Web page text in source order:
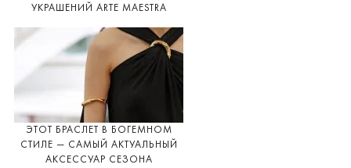
УКРАШЕНИЙ ARTE MAESTRA
ЭТОТ БРАСЛЕТ В БОГЕМНОМ
СТИЛЕ — САМЫЙ АКТУАЛЬНЫЙ
АКСЕССУАР СЕЗОНА